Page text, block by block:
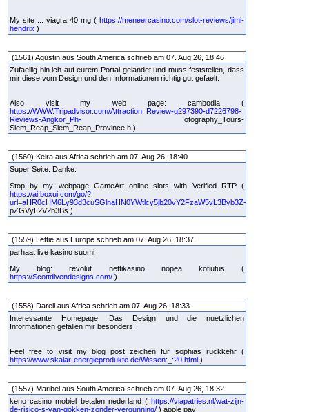
My site ... viagra 40 mg ( https://meneercasino.com/slot-reviews/jimi-
hendrix )
(1561) Agustin aus South America schrieb am 07. Aug 26, 18:46
Zufaellig bin ich auf eurem Portal gelandet und muss feststellen, dass
mir diese vom Design und den Informationen richtig gut gefaelt.
Also visit my web page: cambodia (
https://WWW.Tripadvisor.com/Attraction_Review-g297390-d7226798-
Reviews-Angkor_Ph- otography_Tours-
Siem_Reap_Siem_Reap_Province.h )
(1560) Keira aus Africa schrieb am 07. Aug 26, 18:40
Super Seite. Danke.
Stop by my webpage GameArt online slots with Verified RTP (
https://ai.boxui.com/go/?
url=aHR0cHM6Ly93d3cuSGlnaHN0YWtlcy5jb20vY2FzaW5vL3Byb3Z-
pZGVyL2V2b3Bs )
(1559) Lettie aus Europe schrieb am 07. Aug 26, 18:37
parhaat live kasino suomi
My blog: revolut nettikasino nopea kotiutus (
https://Scottdivendesigns.com/ )
(1558) Darell aus Africa schrieb am 07. Aug 26, 18:33
Interessante Homepage. Das Design und die nuetzlichen
Informationen gefallen mir besonders.
Feel free to visit my blog post zeichen für sophias rückkehr (
https://www.skalar-energieprodukte.de/Wissen:_:20.html )
(1557) Maribel aus South America schrieb am 07. Aug 26, 18:32
keno casino mobiel betalen nederland ( https://viapatries.nl/wat-zijn-
de-risico-s-van-gokken-zonder-vergunning/ ) apple pay